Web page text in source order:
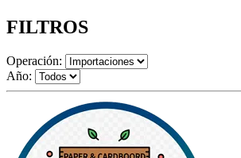
FILTROS
Operación:
Año: